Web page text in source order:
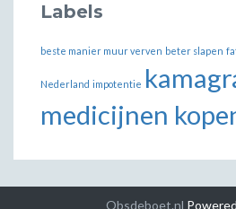
Labels
beste manier muur verven beter slapen
Nederland impotentie
medicijnen
Obsdeboet.nl